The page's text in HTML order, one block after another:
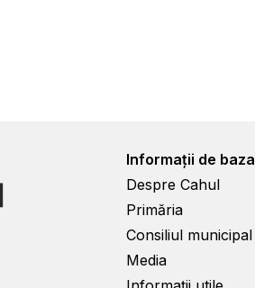
Informații de baza
Despre Cahul
Primăria
Consiliul municipal
Media